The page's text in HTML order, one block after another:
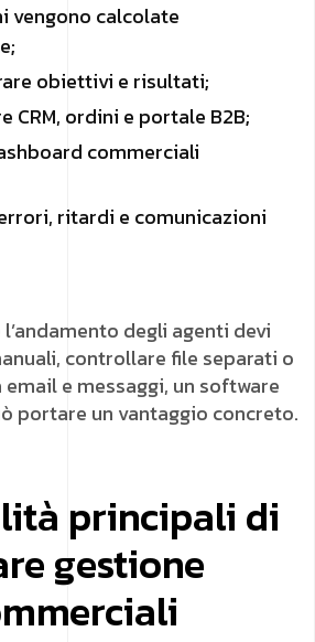
vengono calcolate
obiettivi e risultati;
CRM, ordini e portale B2B;
commerciali
ritardi e comunicazioni
degli agenti devi
controllare file separati o
e messaggi, un software
portare un vantaggio concreto.
principali di
gestione